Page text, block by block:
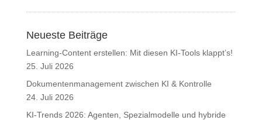
Neueste Beiträge
Learning-Content erstellen: Mit diesen KI-Tools klappt’s!
25. Juli 2026
Dokumentenmanagement zwischen KI & Kontrolle
24. Juli 2026
KI-Trends 2026: Agenten, Spezialmodelle und hybride